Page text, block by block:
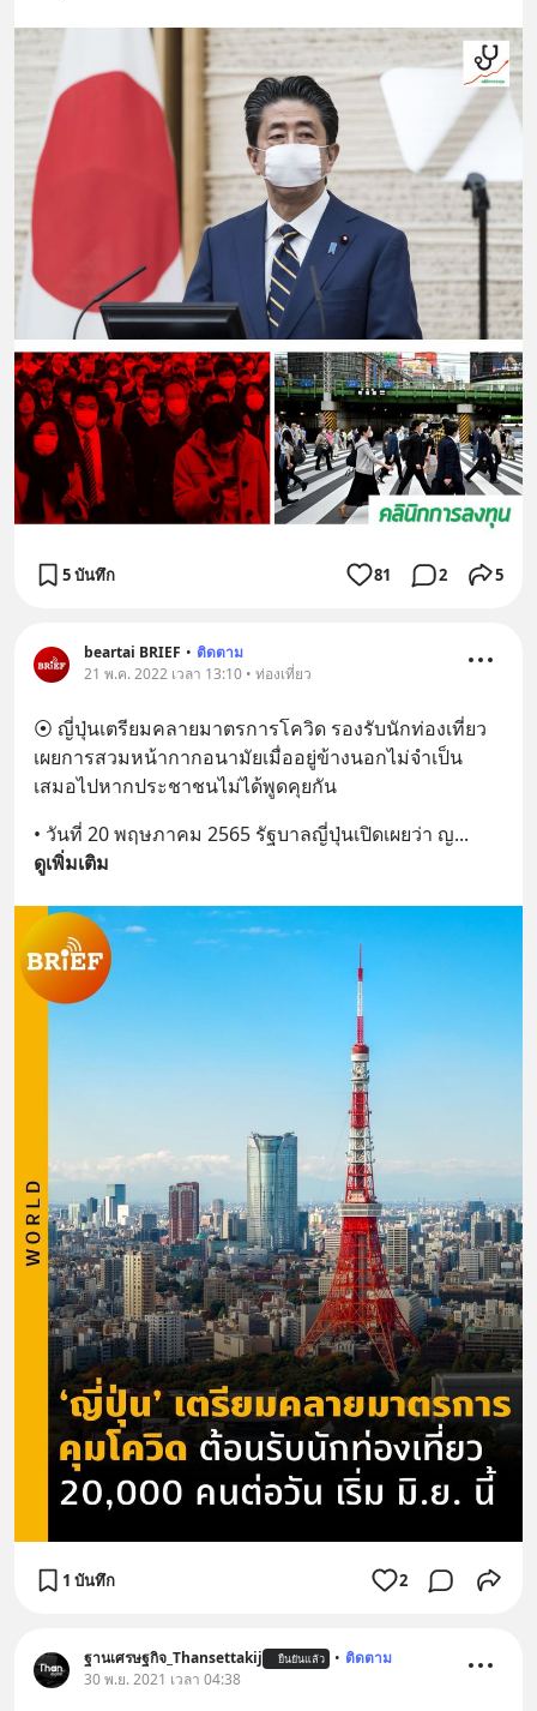
5 บันทึก 81 2 5
beartai BRIEF • ติดตาม
21 พ.ค. 2022 เวลา 13:10 • ท่องเที่ยว
⦿ ญี่ปุ่นเตรียมคลายมาตรการโควิด รองรับนักท่องเที่ยว
เผยการสวมหน้ากากอนามัยเมื่ออยู่ข้างนอกไม่จำเป็น
เสมอไปหากประชาชนไม่ได้พูดคุยกัน
• วันที่ 20 พฤษภาคม 2565 รัฐบาลญี่ปุ่นเปิดเผยว่า ญ...
ดูเพิ่มเติม
1 บันทึก 2
ฐานเศรษฐกิจ_Thansettakij ยืนยันแล้ว • ติดตาม
30 พ.ย. 2021 เวลา 04:38